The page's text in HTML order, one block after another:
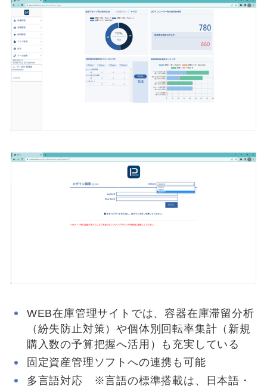
WEB在庫管理サイトでは、容器在庫滞留分析
（紛失防止対策）や個体別回転率集計（新規
購入数の予算把握へ活用）も充実している
固定資産管理ソフトへの連携も可能
多言語対応 ※言語の標準搭載は、日本語・